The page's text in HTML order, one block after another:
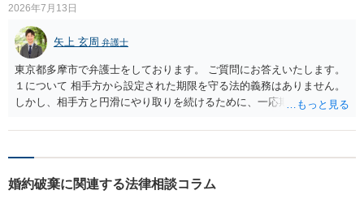
2026年7月13日
矢上 玄周 弁護士
東京都多摩市で弁護士をしております。 ご質問にお答えいたします。
１について 相手方から設定された期限を守る法的義務はありません。
しかし、相手方と円滑にやり取りを続けるために、一応期限を守って
が、期限を守らないのもご不安という場合には、「弁護士に相談して
は、法的には別の議論ではありますが、事実上の繋がりがないわけで
婚約破棄に関連する法律相談コラム